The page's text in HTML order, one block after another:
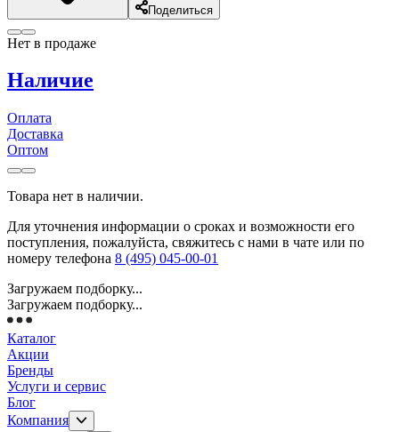
Поделиться
Нет в продаже
Наличие
Оплата
Доставка
Оптом
Товара нет в наличии.
Для уточнения информации о сроках и возможности его
поступления, пожалуйста, свяжитесь с нами в чате или по
номеру телефона 8 (495) 045-00-01
Загружаем подборку...
Загружаем подборку...
Каталог
Акции
Бренды
Услуги и сервис
Блог
Компания